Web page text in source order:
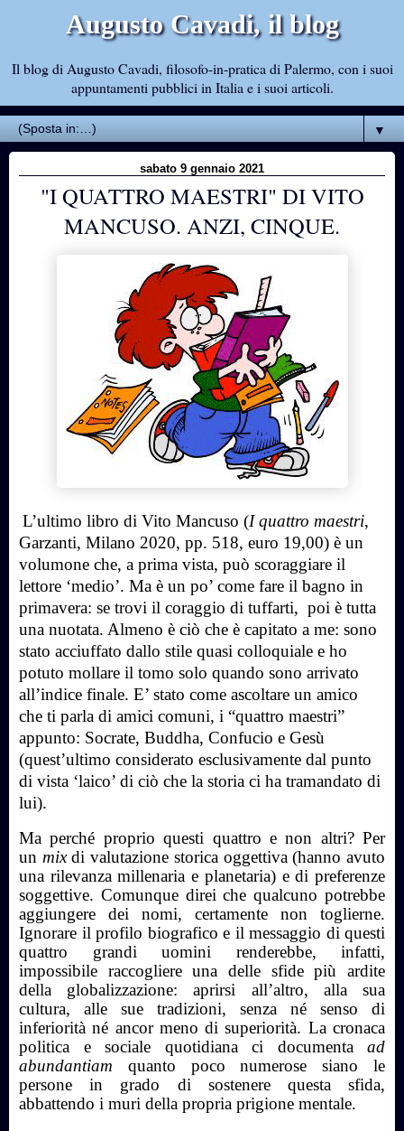
Augusto Cavadi, il blog
Il blog di Augusto Cavadi, filosofo-in-pratica di Palermo, con i suoi
appuntamenti pubblici in Italia e i suoi articoli.
▼
sabato 9 gennaio 2021
"I QUATTRO MAESTRI" DI VITO
MANCUSO. ANZI, CINQUE.
L’ultimo libro di Vito Mancuso (I quattro maestri,
Garzanti, Milano 2020, pp. 518, euro 19,00) è un
volumone che, a prima vista, può scoraggiare il
lettore ‘medio’. Ma è un po’ come fare il bagno in
primavera: se trovi il coraggio di tuffarti, poi è tutta
una nuotata. Almeno è ciò che è capitato a me: sono
stato acciuffato dallo stile quasi colloquiale e ho
potuto mollare il tomo solo quando sono arrivato
all’indice finale. E’ stato come ascoltare un amico
che ti parla di amici comuni, i “quattro maestri”
appunto: Socrate, Buddha, Confucio e Gesù
(quest’ultimo considerato esclusivamente dal punto
di vista ‘laico’ di ciò che la storia ci ha tramandato di
lui).
Ma perché proprio questi quattro e non altri? Per
un mixdi valutazione storica oggettiva (hanno avuto
una rilevanza millenaria e planetaria) e di preferenze
soggettive. Comunque direi che qualcuno potrebbe
aggiungere dei nomi, certamente non toglierne.
Ignorare il profilo biografico e il messaggio di questi
quattro grandi uomini renderebbe, infatti,
impossibile raccogliere una delle sfide più ardite
della globalizzazione: aprirsi all’altro, alla sua
cultura, alle sue tradizioni, senza né senso di
inferiorità né ancor meno di superiorità. La cronaca
politica e sociale quotidiana ci documenta ad
abundantiam quanto poco numerose siano le
persone in grado di sostenere questa sfida,
abbattendo i muri della propria prigione mentale.